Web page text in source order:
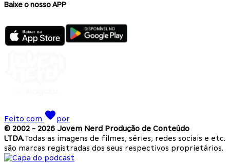
Baixe o nosso APP
Feito com
por
© 2002 - 2026 Jovem Nerd Produção de Conteúdo
LTDA.Todas as imagens de filmes, séries, redes sociais e etc.
são marcas registradas dos seus respectivos proprietários.